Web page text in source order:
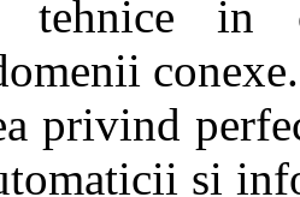
tehnice in
conexe.
privind
si